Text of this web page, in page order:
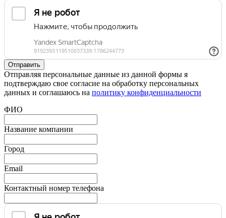
Отправляя персональные данные из данной формы я
подтверждаю свое согласие на обработку персональных
данных и соглашаюсь на политику конфиденциальности
ФИО
Название компании
Город
Email
Контактный номер телефона